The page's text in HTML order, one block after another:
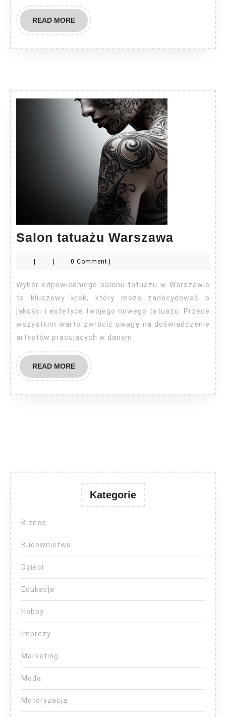
READ MOREREAD
MORE
Salon tatuażu Warszawa
tatuażu
0 Comment
Wybór odpowiedniego salonu tatuażu w Warszawie
to kluczowy krok, który może zadecydować o
jakości i estetyce twojego nowego tatuażu. Przede
wszystkim warto zwrócić uwagę na doświadczenie
artystów pracujących w danym
READ MOREREAD
MORE
Kategorie
Biznes
Budownictwo
Dzieci
Edukacja
Hobby
Imprezy
Marketing
Moda
Motoryzacja